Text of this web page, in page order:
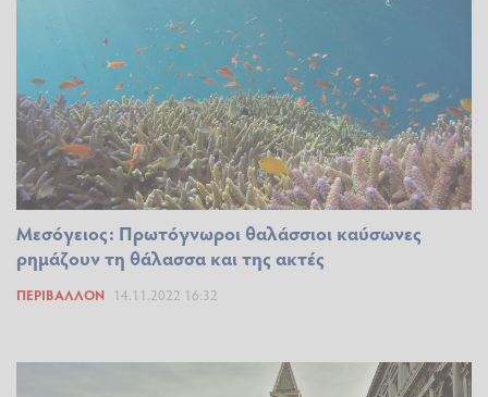
Μεσόγειος: Πρωτόγνωροι θαλάσσιοι καύσωνες
ρημάζουν τη θάλασσα και της ακτές
ΠΕΡΙΒΆΛΛΟΝ 14.11.2022 16:32